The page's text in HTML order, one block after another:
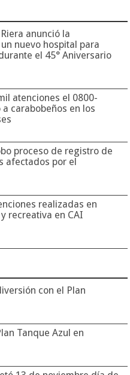
anunció la
nuevo hospital para
el 45° Aniversario
atenciones el 0800-
carabobeños en los
proceso de registro de
afectados por el
realizadas en
recreativa en CAI
con el Plan
Tanque Azul en